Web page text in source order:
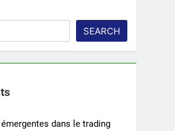
SEARCH
dans le trading